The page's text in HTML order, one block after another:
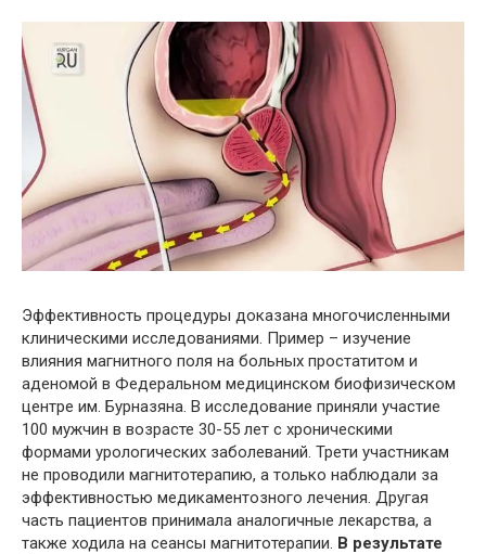
Эффективность процедуры доказана многочисленными
клиническими исследованиями. Пример – изучение
влияния магнитного поля на больных простатитом и
аденомой в Федеральном медицинском биофизическом
центре им. Бурназяна. В исследование приняли участие
100 мужчин в возрасте 30-55 лет с хроническими
формами урологических заболеваний. Трети участникам
не проводили магнитотерапию, а только наблюдали за
эффективностью медикаментозного лечения. Другая
часть пациентов принимала аналогичные лекарства, а
также ходила на сеансы магнитотерапии. В результате